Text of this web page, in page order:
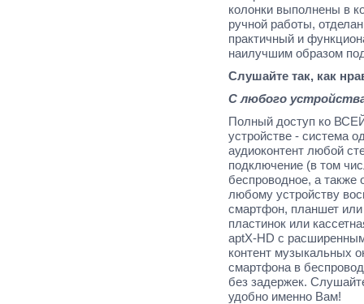
колонки выполнены в
ручной работы,
практичный и
наилучшим образом
Слушайте так, как
С любого
Полный доступ ко
устройстве - система
аудиоконтент любой
подключение (в том
беспроводное, а также
любому устройству
смартфон, планшет
пластинок или
aptX-HD с
контент музыкальных
смартфона в
без задержек.
удобно именно Вам!